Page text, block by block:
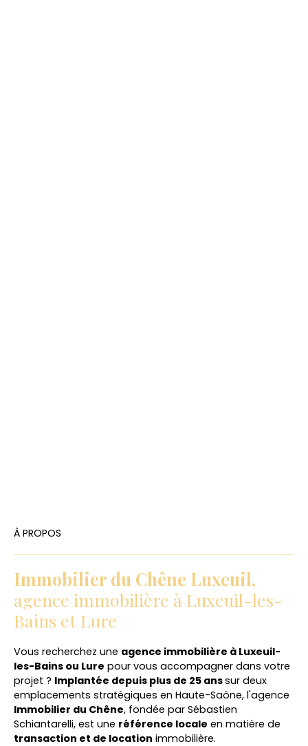
À PROPOS
Immobilier du Chêne Luxeuil,
agence immobilière à Luxeuil-les-
Bains et Lure
Vous recherchez une agence immobilière à Luxeuil-
les-Bains ou Lure pour vous accompagner dans votre
projet ? Implantée depuis plus de 25 anssur deux
emplacements stratégiques en Haute-Saône, l'agence
Immobilier du Chêne, fondée par Sébastien
Schiantarelli, est une référence locale en matière de
transaction et de location immobilière.